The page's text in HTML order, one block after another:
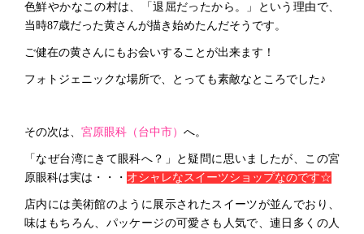
色鮮やかなこの村は、「退屈だったから。」という理由で、
当時87歳だった黄さんが描き始めたんだそうです。
ご健在の黄さんにもお会いすることが出来ます！
フォトジェニックな場所で、とっても素敵なところでした♪
その次は、 宮原眼科（台中市） へ。
「なぜ台湾にきて眼科へ？」と疑問に思いましたが、この宮
原眼科は実は・・・ オシャレなスイーツショップなのです☆
店内には美術館のように展示されたスイーツが並んでおり、
味はもちろん、パッケージの可愛さも人気で、連日多くの人